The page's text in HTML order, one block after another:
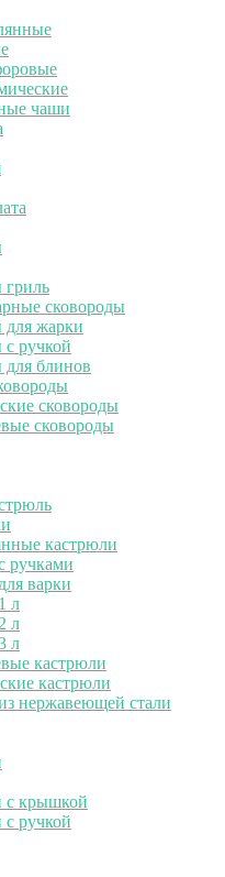
чаши
гриль
сковороды
жарки
ручкой
блинов
сковороды
сковороды
кастрюли
ручками
варки
л
л
л
кастрюли
кастрюли
нержавеющей стали
с крышкой
ручкой